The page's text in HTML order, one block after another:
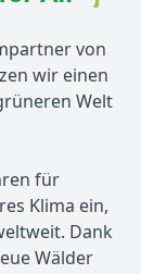
von
wir einen
Welt
für
Klima ein,
Dank
Wälder